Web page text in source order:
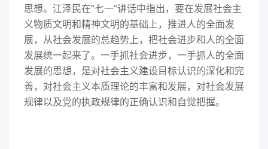
思想。江泽民在“七一”讲话中指出，要在发展社会主
义物质文明和精神文明的基础上，推进人的全面发
展，从社会发展的总趋势上，把社会进步和人的全面
发展统一起来了。一手抓社会进步，一手抓人的全面
发展的思想，是对社会主义建设目标认识的深化和完
善，对社会主义本质理论的丰富和发展，对社会发展
规律以及党的执政规律的正确认识和自觉把握。